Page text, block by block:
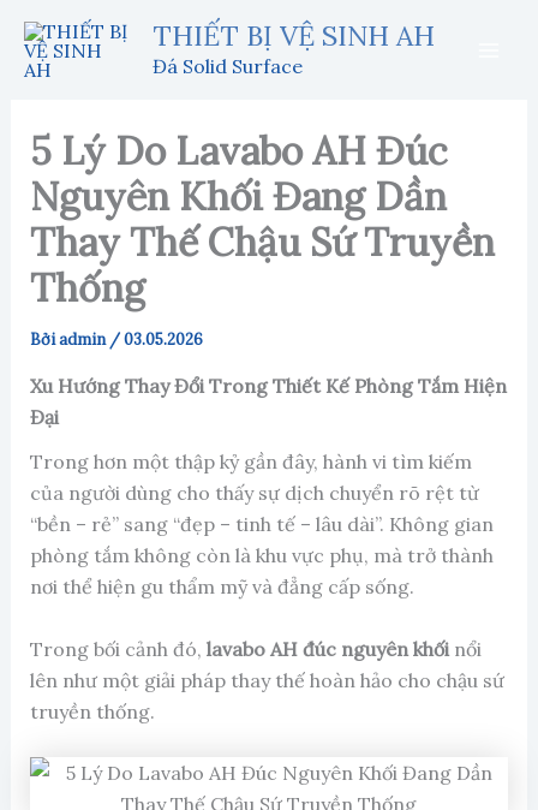
nội
THIẾT BỊ VỆ SINH AH
Đá Solid Surface
5 Lý Do Lavabo AH Đúc
Nguyên Khối Đang Dần
Thay Thế Chậu Sứ Truyền
Thống
Bởiadmin /03.05.2026
Xu Hướng Thay Đổi Trong Thiết Kế Phòng Tắm Hiện
Đại
Trong hơn một thập kỷ gần đây, hành vi tìm kiếm
của người dùng cho thấy sự dịch chuyển rõ rệt từ
“bền – rẻ” sang “đẹp – tinh tế – lâu dài”. Không gian
phòng tắm không còn là khu vực phụ, mà trở thành
nơi thể hiện gu thẩm mỹ và đẳng cấp sống.
Trong bối cảnh đó, lavabo AH đúc nguyên khốinổi
lên như một giải pháp thay thế hoàn hảo cho chậu sứ
truyền thống.